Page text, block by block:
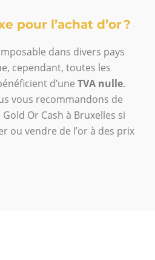
pour l’achat d’or ?
dans divers pays
cependant, toutes les
d’une TVA nulle.
vous recommandons de
Or Cash à Bruxelles si
ou vendre de l’or à des prix